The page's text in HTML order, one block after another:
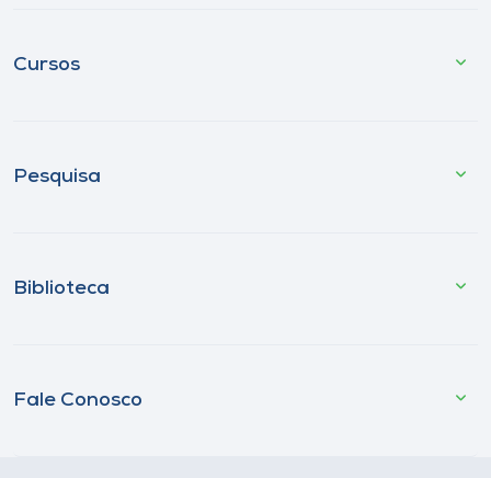
Cursos
Pesquisa
Biblioteca
Fale Conosco